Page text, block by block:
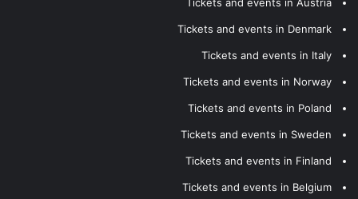
Tickets and events in Denmark
Tickets and events in Italy
Tickets and events in Norway
Tickets and events in Poland
Tickets and events in Sweden
Tickets and events in Finland
Tickets and events in Belgium